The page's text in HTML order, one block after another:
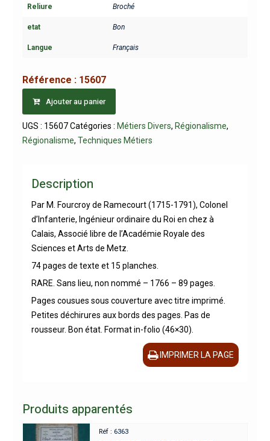
Reliure Broché
etat Bon
Langue Français
Référence : 15607
Ajouter au panier
UGS : 15607 Catégories : Métiers Divers, Régionalisme,
Régionalisme, Techniques Métiers
Description
Par M. Fourcroy de Ramecourt (1715-1791), Colonel
d’Infanterie, Ingénieur ordinaire du Roi en chez à
Calais, Associé libre de l’Académie Royale des
Sciences et Arts de Metz.
74 pages de texte et 15 planches.
RARE. Sans lieu, non nommé – 1766 – 89 pages.
Pages cousues sous couverture avec titre imprimé.
Petites déchirures aux bords des pages. Pas de
rousseur. Bon état. Format in-folio (46×30).
IMPRIMER LA PAGE
Produits apparentés
Réf : 6363